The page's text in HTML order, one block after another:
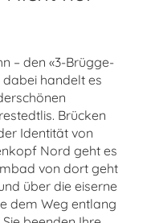
– den «3-Brügge-
dabei handelt es
Brücken
Identität von
Nord geht es
von dort geht
über die eiserne
dem Weg entlang